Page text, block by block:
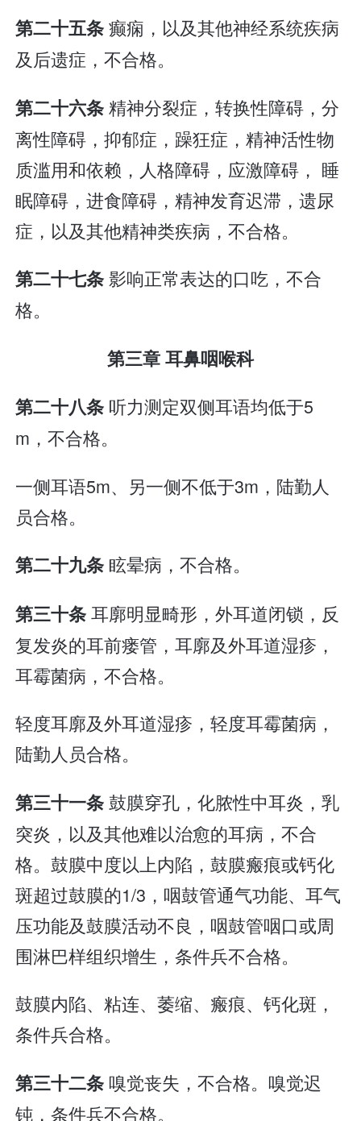
第二十五条癫痫，以及其他神经系统疾病
及后遗症，不合格。
第二十六条精神分裂症，转换性障碍，分
离性障碍，抑郁症，躁狂症，精神活性物
质滥用和依赖，人格障碍，应激障碍， 睡
眠障碍，进食障碍，精神发育迟滞，遗尿
症，以及其他精神类疾病，不合格。
第二十七条影响正常表达的口吃，不合
格。
第三章 耳鼻咽喉科
第二十八条 听力测定双侧耳语均低于5
m，不合格。
一侧耳语5m、另一侧不低于3m，陆勤人
员合格。
第二十九条 眩晕病，不合格。
第三十条耳廓明显畸形，外耳道闭锁，反
复发炎的耳前瘘管，耳廓及外耳道湿疹，
耳霉菌病，不合格。
轻度耳廓及外耳道湿疹，轻度耳霉菌病，
陆勤人员合格。
第三十一条鼓膜穿孔，化脓性中耳炎，乳
突炎，以及其他难以治愈的耳病，不合
格。鼓膜中度以上内陷，鼓膜瘢痕或钙化
斑超过鼓膜的1/3，咽鼓管通气功能、耳气
压功能及鼓膜活动不良，咽鼓管咽口或周
围淋巴样组织增生，条件兵不合格。
鼓膜内陷、粘连、萎缩、瘢痕、钙化斑，
条件兵合格。
第三十二条 嗅觉丧失，不合格。嗅觉迟
钝，条件兵不合格。